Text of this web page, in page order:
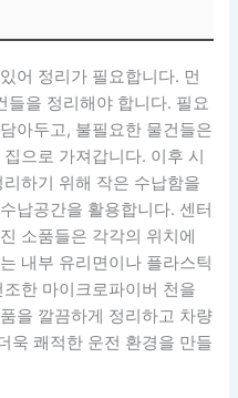
어 정리가 필요합니다. 먼
들을 정리해야 합니다. 필요
아두고, 불필요한 물건들은
으로 가져갑니다. 이후 시
하기 위해 작은 수납함을
납공간을 활용합니다. 센터
소품들은 각각의 위치에
내부 유리면이나 플라스틱
한 마이크로파이버 천을
을 깔끔하게 정리하고 차량
욱 쾌적한 운전 환경을 만들